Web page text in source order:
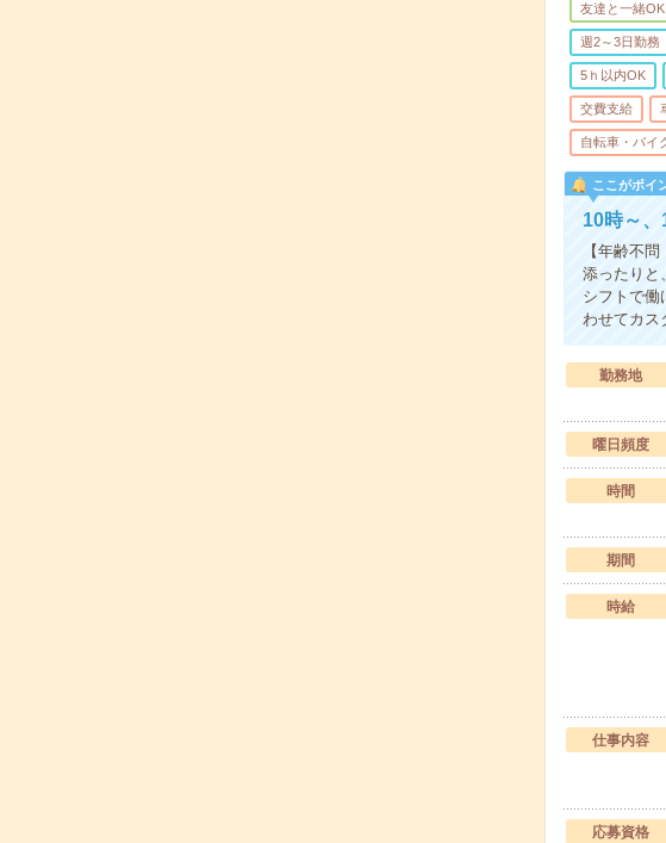
友達と一緒OK
週2～3日勤務
5ｈ以内OK
交費支給
自転車・バイ
ここがポイ
10時～
【年齢不
添ったりと
シフトで働
わせてカス
勤務地
曜日頻度
時間
期間
時給
仕事内容
応募資格